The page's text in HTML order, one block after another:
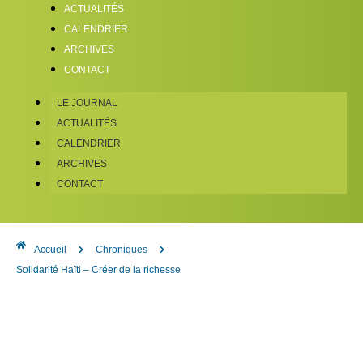
ACTUALITÉS
CALENDRIER
ARCHIVES
CONTACT
LE JOURNAL
ACTUALITÉS
CALENDRIER
ARCHIVES
CONTACT
Accueil
Chroniques
Solidarité Haïti – Créer de la richesse